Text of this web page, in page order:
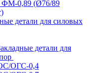
ФМ-0,89 (Ø76/89
детали для силовых
детали для
ОГС-0,4